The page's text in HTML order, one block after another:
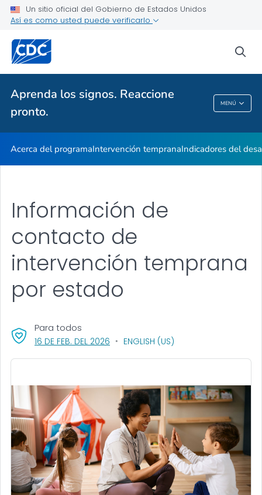
Un sitio oficial del Gobierno de Estados Unidos
Así es como usted puede verificarlo
Aprenda los signos. Reaccione
pronto.
MENÚ
Indicadores en acción
VER TODO
Aprenda Los Signos. Reaccione Pronto.
Acerca del programaIntervención tempranaIndicadores del
Información de
contacto de
intervención temprana
por estado
16 DE FEB. DEL 2026 , VISIT LINK FOR DETAILS.
ENGLISH (US)
Para todos